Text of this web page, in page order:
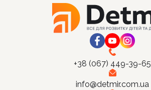
+38 (067) 449-39-65
info@detmir.com.ua